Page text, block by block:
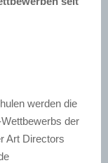
werden die
der
Art Directors